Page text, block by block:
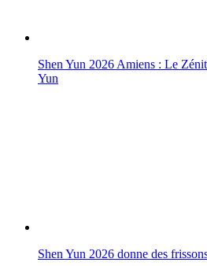
Shen Yun 2026 Amiens : Le
Yun
Shen Yun 2026 donne des